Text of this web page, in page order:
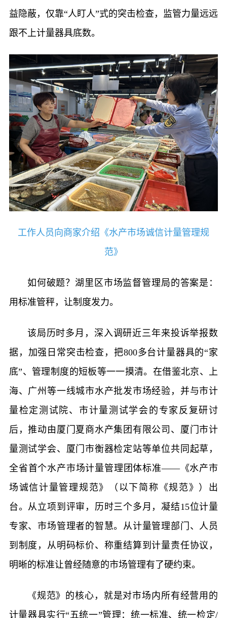
益隐蔽，仅靠“人盯人”式的突击检查，监管力量远远
跟不上计量器具底数。
工作人员向商家介绍《水产市场诚信计量管理规
范》
如何破题？湖里区市场监督管理局的答案是：
用标准管秤，让制度发力。
该局历时多月，深入调研近三年来投诉举报数
据，加强日常突击检查，把800多台计量器具的“家
底”、管理制度的短板等一一摸清。在借鉴北京、上
海、广州等一线城市水产批发市场经验，并与市计
量检定测试院、市计量测试学会的专家反复研讨
后，推动由厦门夏商水产集团有限公司、厦门市计
量测试学会、厦门市衡器检定站等单位共同起草，
全省首个水产市场计量管理团体标准——《水产市
场诚信计量管理规范》（以下简称《规范》）出
台。从立项到评审，历时三个多月，凝结15位计量
专家、市场管理者的智慧。从计量管理部门、人员
到制度，从明码标价、称重结算到计量责任协议，
明晰的标准让曾经随意的市场管理有了硬约束。
《规范》的核心，就是对市场内所有经营用的
计量器具实行“五统一”管理：统一标准、统一检定/